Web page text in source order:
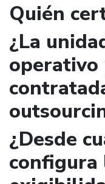
Quién
¿La
operativo
¿Desde
configura